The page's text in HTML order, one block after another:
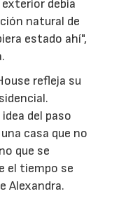
debía
natural de
estado ahí",
refleja su
del paso
casa que no
que se
el tiempo se
Alexandra.